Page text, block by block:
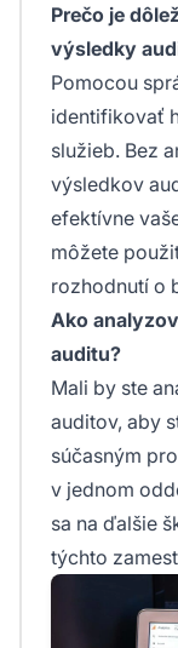
Prečo je
výsledky
Pomocou
identifikovať
služieb. Bez
výsledkov
efektívne
môžete
rozhodnutí o
Ako
auditu?
Mali by ste
auditov, aby
súčasným
v jednom
sa na ďalšie
týchto